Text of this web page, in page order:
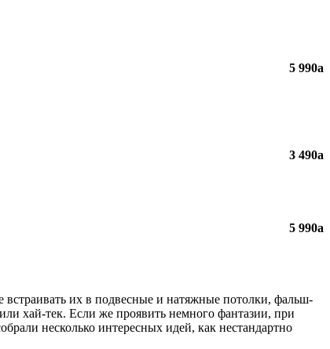
5 990a
3 490a
5 990a
встраивать их в подвесные и натяжные потолки, фальш-
хай-тек. Если же проявить немного фантазии, при
несколько интересных идей, как нестандартно